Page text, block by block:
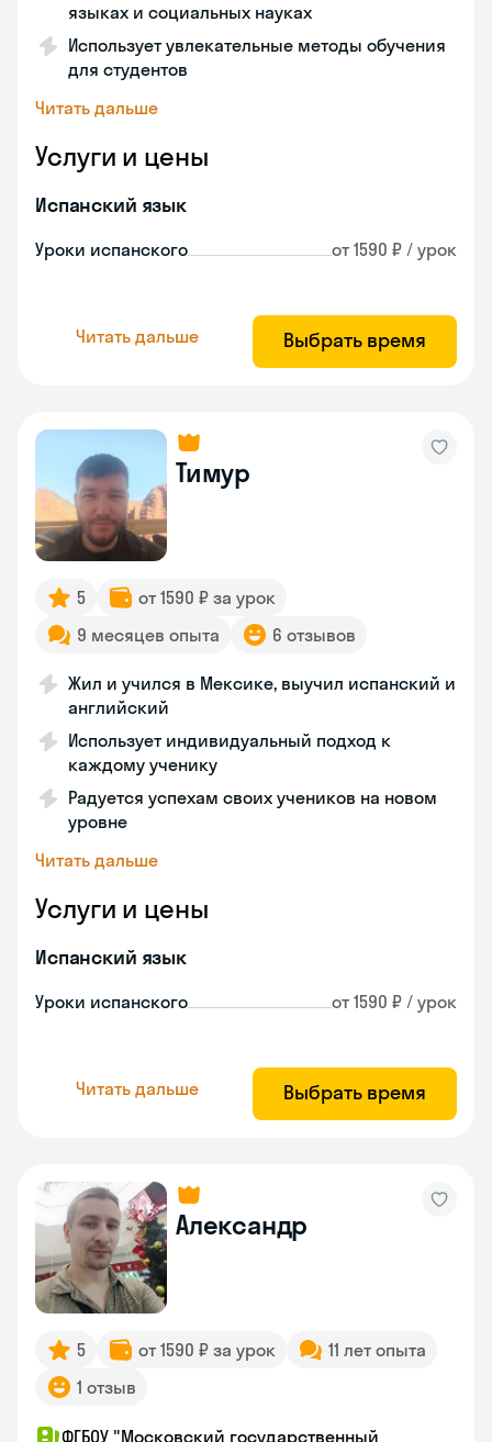
языках и социальных науках
Использует увлекательные методы обучения
для студентов
Читать дальше
Услуги и цены
Испанский язык
Уроки испанского от 1590 ₽ / урок
Читать дальше Выбрать время
Тимур
5
от 1590 ₽ за урок
9 месяцев опыта
6 отзывов
Жил и учился в Мексике, выучил испанский и
английский
Использует индивидуальный подход к
каждому ученику
Радуется успехам своих учеников на новом
уровне
Читать дальше
Услуги и цены
Испанский язык
Уроки испанского от 1590 ₽ / урок
Читать дальше Выбрать время
Александр
5 от 1590 ₽ за урок
11 лет опыта
1 отзыв
ФГБОУ "Московский государственный